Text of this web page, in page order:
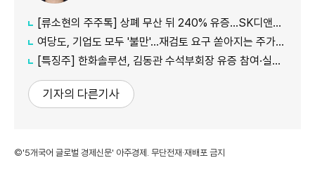
[류소현의 주주톡] 상폐 무산 뒤 240% 유증…SK디앤디는 주주를 설득했나?
여당도, 기업도 모두 '불만'...재검토 요구 쏟아지는 주가누르기 방지 세제개편안
[특징주] 한화솔루션, 김동관 수석부회장 유증 참여·실적 개선 기대에 16% 강세
기자의 다른기사
©'5개국어 글로벌 경제신문' 아주경제. 무단전재·재배포 금지